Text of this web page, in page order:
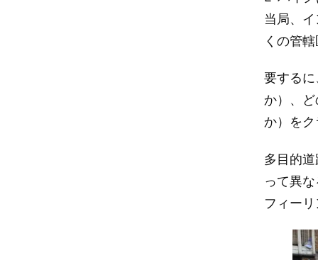
当局、
くの管
要する
か）、
か）を
多目的
って異
フィー